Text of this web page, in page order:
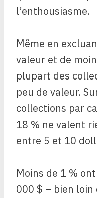
l’enthousiasme.
Même en
valeur et de
plupart des
peu de valeur.
collections par
18 % ne valent
entre 5 et 10
Moins de 1 %
000 $ – bien